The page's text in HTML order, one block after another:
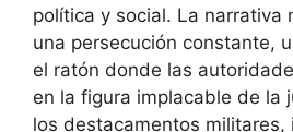
política y social. La narrativa
una persecución constante,
el ratón donde las
en la figura implacable de la
los destacamentos militares,